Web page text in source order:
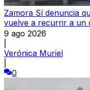
Zamora Sí denuncia
vuelve a recurrir a un
9 ago 2026
Verónica Muriel
0